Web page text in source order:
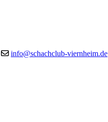
info@schachclub-viernheim.de